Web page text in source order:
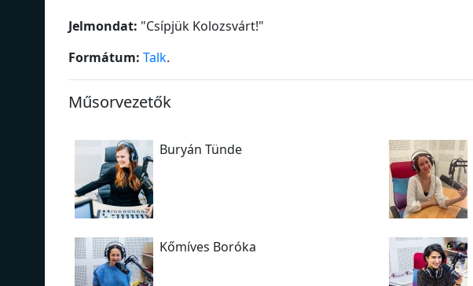
Jelmondat: "Csípjük Kolozsvárt!"
Formátum: Talk.
Műsorvezetők
Buryán Tünde
Kőmíves Boróka